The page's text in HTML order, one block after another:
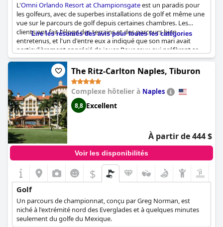
L'Omni Orlando Resort at Championsgateest un paradis pour
les golfeurs, avec de superbes installations de golf et même une
vue sur le parcours de golf depuis certaines chambres. Les
clients ont fait l'éloge des terrains et des parcours bien
entretenus, et l'un d'entre eux a indiqué que son mari avait
particulièrement apprécié de jouer. Pour ceux qui préfèrent se
détendre, la rivière paresseuse est une évasion parfaite, bien
qu'il y ait aussi la possibilité de jouer au mini-golf moyennant un
certain prix. Si les non-golfeurs n'ont pas grand-chose à faire, les
amateurs de golf seront comblés par les fantastiques parcours
de la station. Il convient de noter que le parcours de golf affilié
n'est pas adjacent, mais dans l'ensemble, l'
at Championsgate est un excellent choix pour tous les amateurs
de golf à la recherche de vacances parfaites.
Lire les résumés des avis pour toutes les catégories
The Ritz-Carlton Naples, Tiburon
Complexe hôtelier à Naples
8,8 Excellent
À partir de 444 $
Voir les disponibilités
$
Golf
Un parcours de championnat, conçu par Greg Norman, est
niché à l'extrémité nord des Everglades et à quelques minutes
seulement du golfe du Mexique.